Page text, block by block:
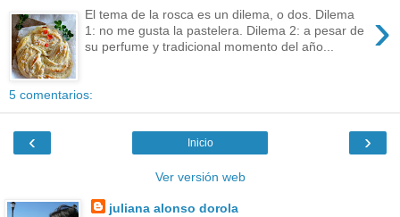
›
El tema de la rosca es un dilema, o dos. Dilema
1: no me gusta la pastelera. Dilema 2: a pesar de
su perfume y tradicional momento del año...
5 comentarios:
‹ ›
Inicio
Ver versión web
juliana alonso dorola